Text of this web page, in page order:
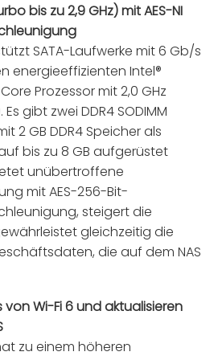
bis zu 2,9 GHz) mit AES-NI
SATA-Laufwerke mit 6 Gb/s
energieeffizienten Intel®
Prozessor mit 2,0 GHz
gibt zwei DDR4 SODIMM
2 GB DDR4 Speicher als
bis zu 8 GB aufgerüstet
unübertroffene
mit AES-256-Bit-
steigert die
gleichzeitig die
die auf dem NAS
von Wi-Fi 6 und aktualisieren
zu einem höheren